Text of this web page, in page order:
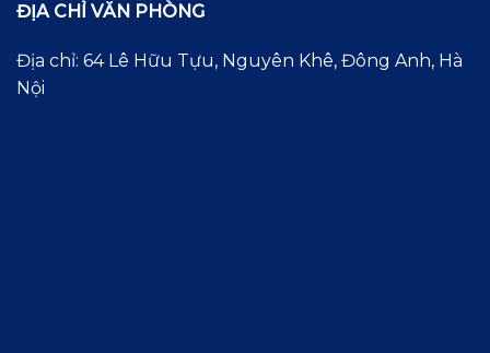
ĐỊA CHỈ VĂN PHÒNG
Địa chỉ: 64 Lê Hữu Tựu, Nguyên Khê, Đông Anh, Hà
Nội